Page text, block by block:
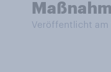
Veröffentlicht am